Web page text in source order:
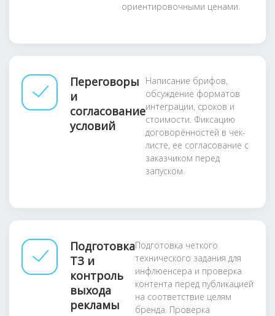
ориентировочными ценами.
Переговоры
и
согласование
условий
Написание брифов,
обсуждение форматов
интеграции, сроков и
стоимости. Фиксацию
договорённостей в чек-
листе, ее согласование с
заказчиком перед
запуском.
Подготовка
ТЗ и
контроль
выхода
рекламы
Подготовка четкого
технического задания для
инфлюенсера и проверка
контента перед публикацией
на соответствие целям
бренда. Проверка